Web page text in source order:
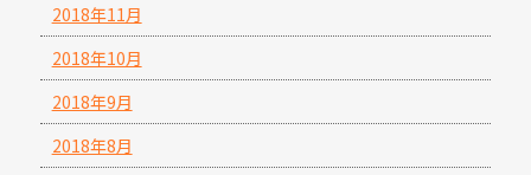
2018年11月
2018年10月
2018年9月
2018年8月